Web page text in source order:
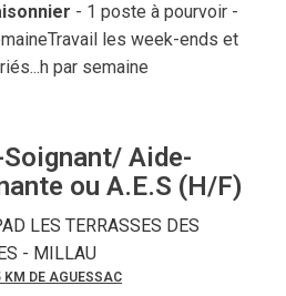
- 1 poste à pourvoir -
les week-ends et
par semaine
Aide-
ou A.E.S (H/F)
LES TERRASSES DES
- MILLAU
KM DE AGUESSAC